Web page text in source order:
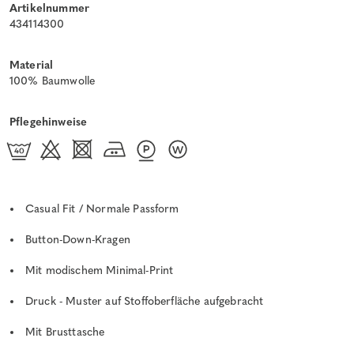
Artikelnummer
434114300
Material
100% Baumwolle
Pflegehinweise
Casual Fit / Normale Passform
Button-Down-Kragen
Mit modischem Minimal-Print
Druck - Muster auf Stoffoberfläche aufgebracht
Mit Brusttasche